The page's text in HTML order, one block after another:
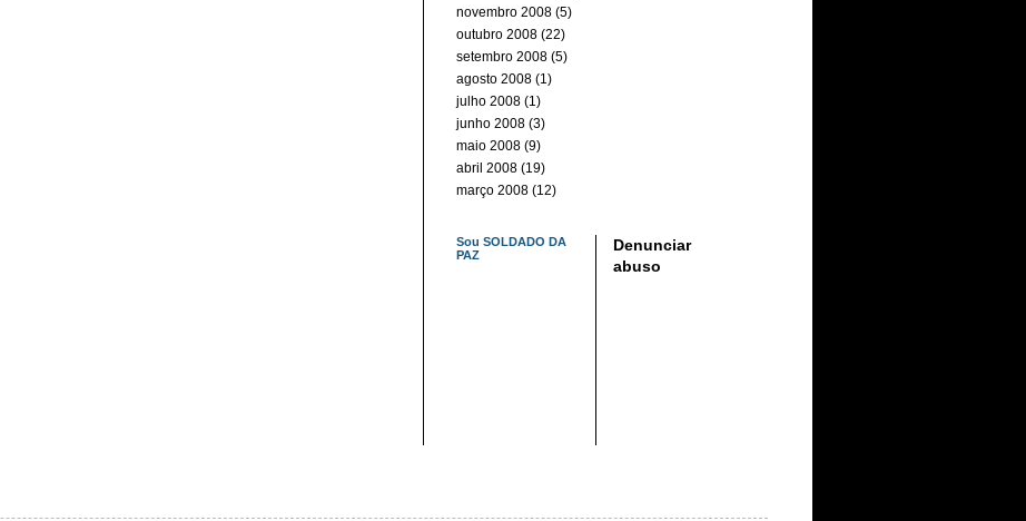
novembro 2008 (5)
outubro 2008 (22)
setembro 2008 (5)
agosto 2008 (1)
julho 2008 (1)
junho 2008 (3)
maio 2008 (9)
abril 2008 (19)
março 2008 (12)
Sou SOLDADO DA
PAZ
Denunciar
abuso